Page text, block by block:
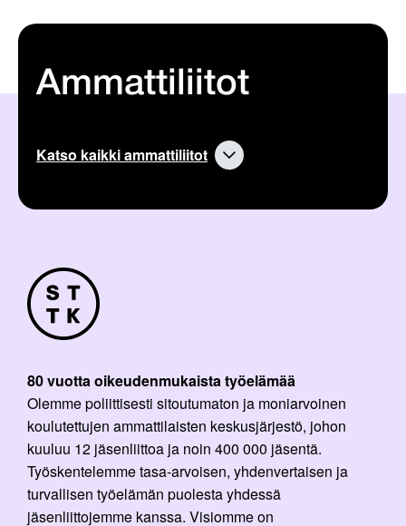
Ammattiliitot
Katso kaikki ammattiliitot
80 vuotta oikeudenmukaista työelämää
Olemme poliittisesti sitoutumaton ja moniarvoinen
koulutettujen ammattilaisten keskusjärjestö, johon
kuuluu 12 jäsenliittoa ja noin 400 000 jäsentä.
Työskentelemme tasa-arvoisen, yhdenvertaisen ja
turvallisen työelämän puolesta yhdessä
jäsenliittojemme kanssa. Visiomme on